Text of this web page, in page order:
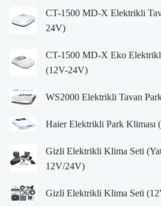
CT-1500 MD-X Elektrikli
24V)
CT-1500 MD-X Eko
(12V-24V)
WS2000 Elektrikli Tavan
Haier Elektrikli Park Kliması
Gizli Elektrikli Klima Seti
12V/24V)
Gizli Elektrikli Klima Seti